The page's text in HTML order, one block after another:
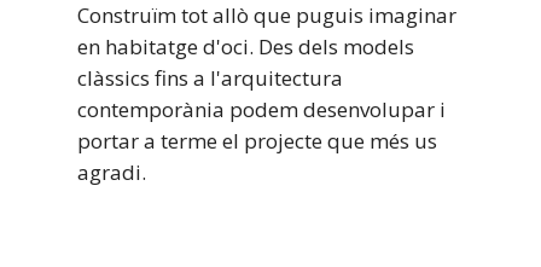
Construïm tot allò que puguis imaginar
en habitatge d'oci. Des dels models
clàssics fins a l'arquitectura
contemporània podem desenvolupar i
portar a terme el projecte que més us
agradi.